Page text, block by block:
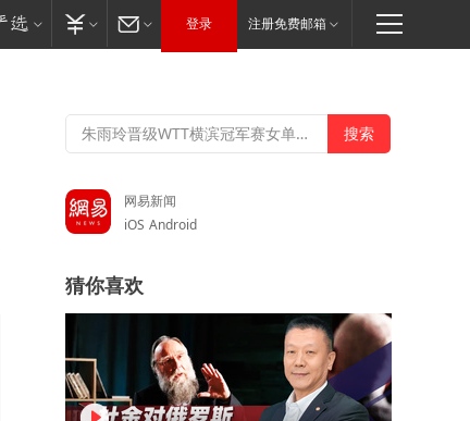
登录 注册免费邮箱
网易新闻
iOS Android
猜你喜欢